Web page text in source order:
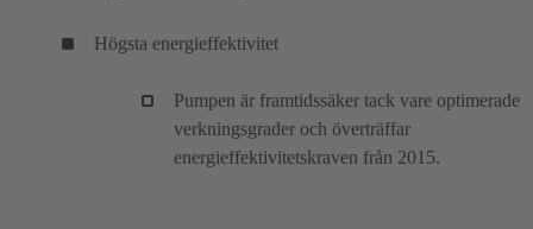
Högsta energieffektivitet
Pumpen är framtidssäker tack vare optimerade
verkningsgrader och överträffar
energieffektivitetskraven från 2015.